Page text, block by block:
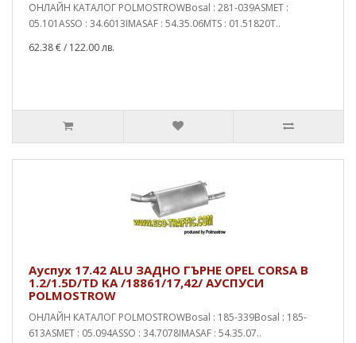
ОНЛАЙН КАТАЛОГ POLMOSTROWBosal : 281-039ASMET :
05.101ASSO : 34.6013IMASAF : 54.35.06MTS : 01.51820T..
62.38 €/ 122.00 лв.
Ауспух 17.42 ALU ЗАДНО ГЪРНЕ OPEL CORSA B
1.2/1.5D/TD KA /18861/17,42/ АУСПУСИ
POLMOSTROW
ОНЛАЙН КАТАЛОГ POLMOSTROWBosal : 185-339Bosal : 185-
613ASMET : 05.094ASSO : 34.7078IMASAF : 54.35.07..